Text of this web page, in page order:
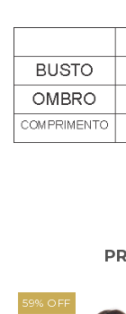
59% OFF